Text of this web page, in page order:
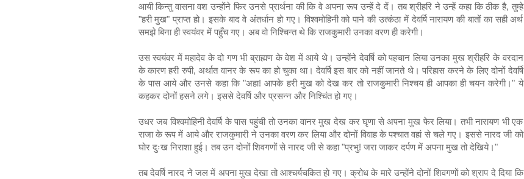
आयी किन्तु वासना वश उन्होंने फिर उनसे प्रार्थना की कि वे अपना रूप उन्हें दे दें। तब श्रीहरि ने उन्हें कहा कि ठीक है, तुम्हे
"हरी मुख" प्राप्त हो। इसके बाद वे अंतर्धान हो गए। विश्वमोहिनी को पाने की उत्कंठा में देवर्षि नारायण की बातों का सही अर्थ
समझे बिना ही स्वयंवर में पहुँच गए। अब वो निश्चिन्त थे कि राजकुमारी उनका वरण ही करेगी।
उस स्वयंवर में महादेव के दो गण भी ब्राह्मण के वेश में आये थे। उन्होंने देवर्षि को पहचान लिया उनका मुख श्रीहरि के वरदान
के कारण हरी रुपी, अर्थात वानर के रूप का हो चुका था। देवर्षि इस बार को नहीं जानते थे। परिहास करने के लिए दोनों देवर्षि
के पास आये और उनसे कहा कि "अहा! आपके हरी मुख को देख कर तो राजकुमारी निश्चय ही आपका ही चयन करेगी।" ये
कहकर दोनों हसने लगे। इससे देवर्षि और प्रसन्न और निश्चिंत हो गए।
उधर जब विश्वमोहिनी देवर्षि के पास पहुंची तो उनका वानर मुख देख कर घृणा से अपना मुख फेर लिया। तभी नारायण भी एक
राजा के रूप में आये और राजकुमारी ने उनका वरण कर लिया और दोनों विवाह के पश्चात वहां से चले गए। इससे नारद जी को
घोर दुःख निराशा हुई। तब उन दोनों शिवगणों से नारद जी से कहा "प्रभु! जरा जाकर दर्पण में अपना मुख तो देखिये।"
तब देवर्षि नारद ने जल में अपना मुख देखा तो आश्चर्यचकित हो गए। क्रोध के मारे उन्होंने दोनों शिवगणों को श्राप दे दिया कि